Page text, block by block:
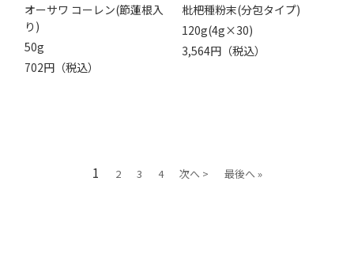
オーサワ コーレン(節蓮根入
り)
50g
702円（税込）
枇杷種粉末(分包タイプ)
120g(4g×30)
3,564円（税込）
1 2 3 4 次へ > 最後へ »